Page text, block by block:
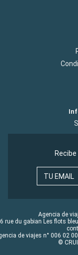
TU EMAIL
Agencia de
rue du gabian Les flots
de viajes n° 006 02
©